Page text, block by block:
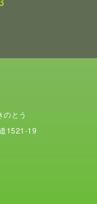
とう
1521-19